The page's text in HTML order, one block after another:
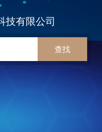
技有限公司
查找